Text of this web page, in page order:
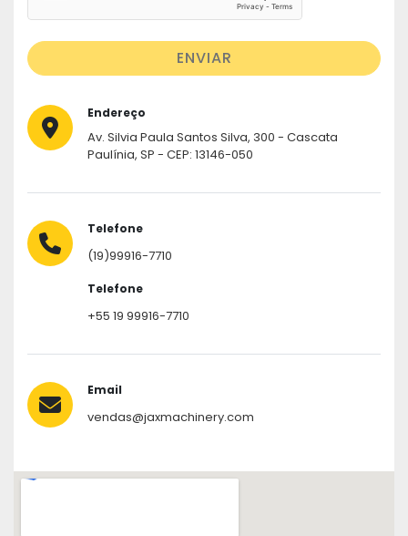
ENVIAR
Endereço
Av. Silvia Paula Santos Silva, 300 - Cascata
Paulínia, SP - CEP: 13146-050
Telefone
(19)99916-7710
Telefone
+55 19 99916-7710
Email
vendas@jaxmachinery.com